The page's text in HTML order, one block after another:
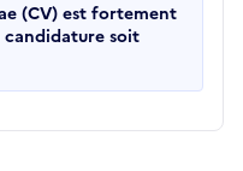
(CV) est fortement
candidature soit